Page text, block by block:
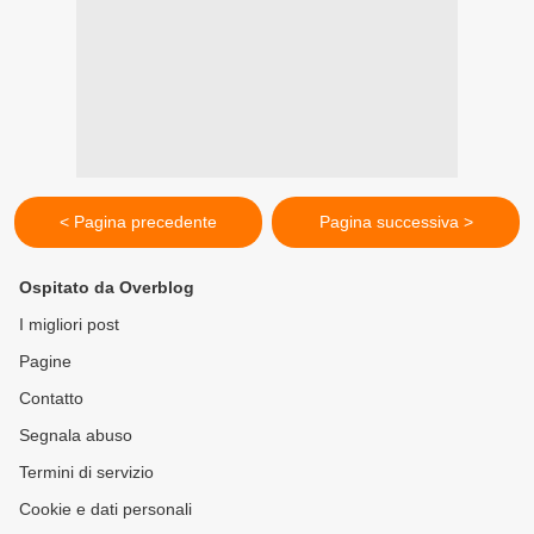
< Pagina precedente Pagina successiva >
Ospitato da Overblog
I migliori post
Pagine
Contatto
Segnala abuso
Termini di servizio
Cookie e dati personali